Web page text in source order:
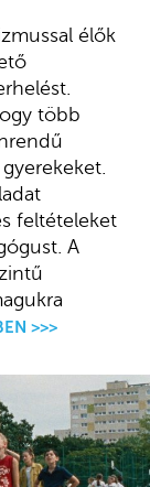
élők
több
feltételeket
A
>>>